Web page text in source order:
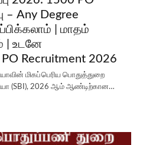
– Any Degree
| மாதம்
| உடனே
Recruitment 2026
மிகப்பெரிய பொதுத்துறை
(SBI), 2026 ஆம் ஆண்டிற்கான…